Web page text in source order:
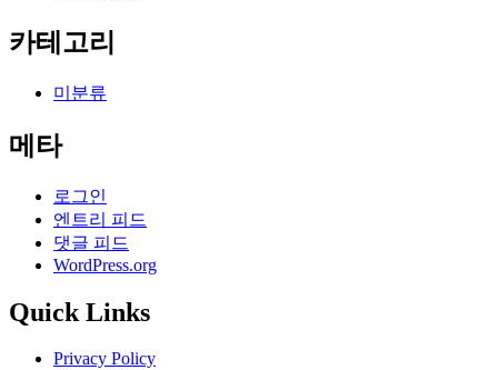
카테고리
미분류
메타
로그인
엔트리 피드
댓글 피드
WordPress.org
Quick Links
Privacy Policy